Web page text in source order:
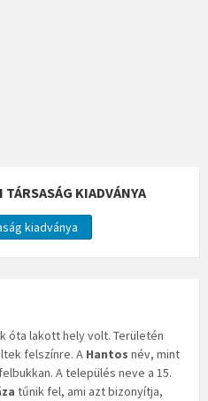
KIADVÁNYA
kiadványa
óta lakott hely volt. Területén
felszínre. A Hantos név, mint
A település neve a 15.
tűnik fel, ami azt bizonyítja,